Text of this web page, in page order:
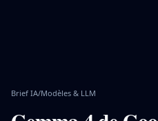
Brief IA/Modèles & LLM